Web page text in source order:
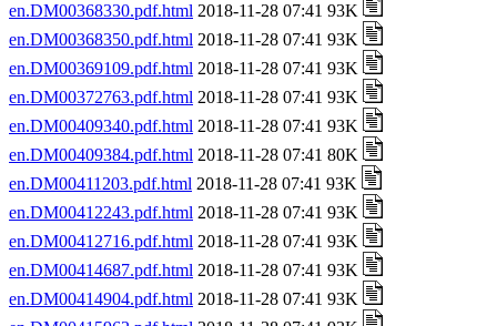
en.DM00368330.pdf.html 2018-11-28 07:41 93K
en.DM00368350.pdf.html 2018-11-28 07:41 93K
en.DM00369109.pdf.html 2018-11-28 07:41 93K
en.DM00372763.pdf.html 2018-11-28 07:41 93K
en.DM00409340.pdf.html 2018-11-28 07:41 93K
en.DM00409384.pdf.html 2018-11-28 07:41 80K
en.DM00411203.pdf.html 2018-11-28 07:41 93K
en.DM00412243.pdf.html 2018-11-28 07:41 93K
en.DM00412716.pdf.html 2018-11-28 07:41 93K
en.DM00414687.pdf.html 2018-11-28 07:41 93K
en.DM00414904.pdf.html 2018-11-28 07:41 93K